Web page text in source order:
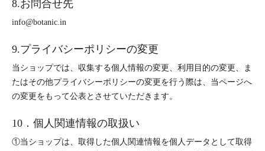
8.お問合せ先
info@botanic.in
9.プライバシーポリシーの変更
当ショップでは、収集する個人情報の変更、利用目的の変更、ま
たはその他プライバシーポリシーの変更を行う際は、当ページへ
の変更をもって公表とさせていただきます。
10．個人関連情報の取扱い
①当ショップは、取得した個人関連情報を個人データとして取得